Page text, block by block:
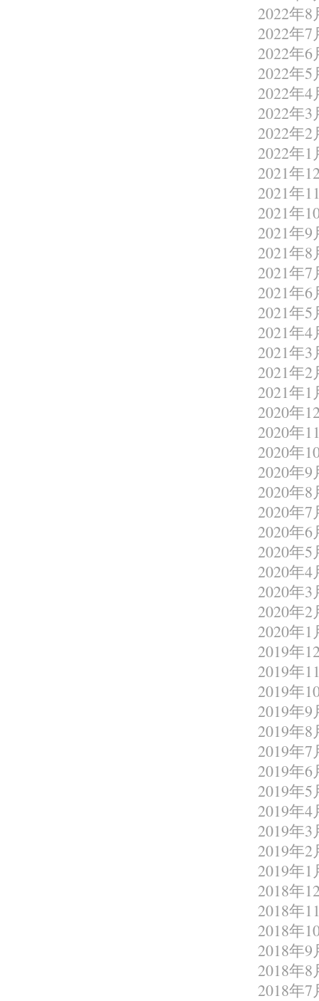
2022年8
2022年7
2022年6
2022年5
2022年4
2022年3
2022年2
2022年1
2021年
2021年
2021年
2021年9
2021年8
2021年7
2021年6
2021年5
2021年4
2021年3
2021年2
2021年1
2020年
2020年
2020年
2020年9
2020年8
2020年7
2020年6
2020年5
2020年4
2020年3
2020年2
2020年1
2019年
2019年
2019年
2019年9
2019年8
2019年7
2019年6
2019年5
2019年4
2019年3
2019年2
2019年1
2018年
2018年
2018年
2018年9
2018年8
2018年7